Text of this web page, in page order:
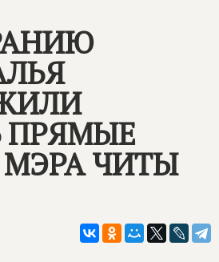
Контакты
ПРЯМЫЕ
ЧИТЫ